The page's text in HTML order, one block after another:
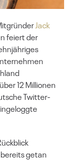
Jack
feiert der
12 Millionen
Twitter-
getan